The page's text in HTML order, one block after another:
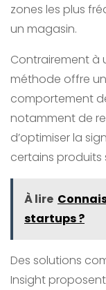
zones les plus
un magasin.
Contrairement à
méthode offre
comportement
notamment de
d’optimiser la
certains produits
À lire
startups ?
Des solutions
Insight